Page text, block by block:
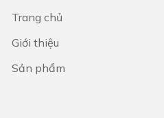
Trang chủ
Giới thiệu
Sản phẩm